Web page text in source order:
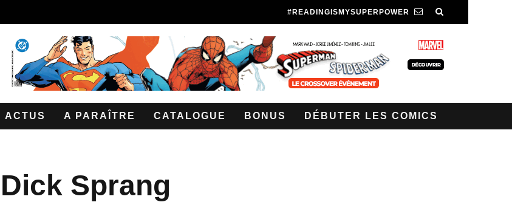
#READINGISMYSUPERPOWER
ACTUS A PARAÎTRE CATALOGUE BONUS DÉBUTER LES COMICS
Dick Sprang